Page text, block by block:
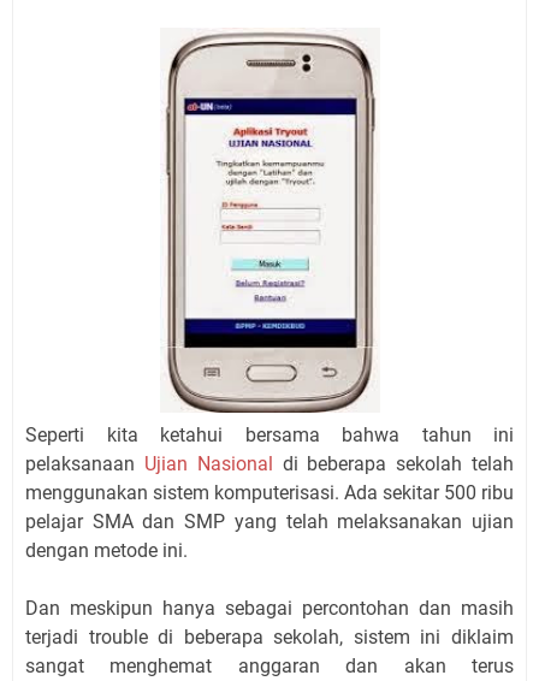
Seperti kita ketahui bersama bahwa tahun ini
pelaksanaan Ujian Nasional di beberapa sekolah telah
menggunakan sistem komputerisasi. Ada sekitar 500 ribu
pelajar SMA dan SMP yang telah melaksanakan ujian
dengan metode ini.
Dan meskipun hanya sebagai percontohan dan masih
terjadi trouble di beberapa sekolah, sistem ini diklaim
sangat menghemat anggaran dan akan terus